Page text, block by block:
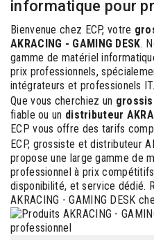
informatique pour
Bienvenue chez ECP, votre
AKRACING - GAMING DESK.
gamme de matériel
prix professionnels,
intégrateurs et professionels IT.
Que vous cherchiez un
fiable ou un distributeur
ECP vous offre des tarifs
ECP, grossiste et distributeur
propose une large gamme de
professionnel à prix
disponibilité, et service dédié.
AKRACING - GAMING DESK